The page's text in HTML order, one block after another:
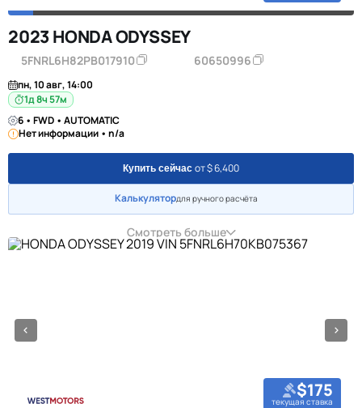
2023 HONDA ODYSSEY
5FNRL6H82PB017910 60650996
пн, 10 авг, 14:00
1д 8ч 57м
6 • FWD • AUTOMATIC
Нет информации • n/a
Купить сейчас от $ 6,400
Калькулятордля ручного расчёта
Смотреть больше
$175
текущая ставка